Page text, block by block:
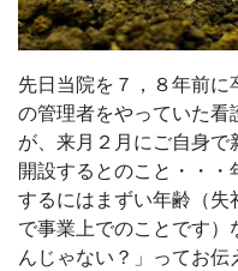
先日当院を７，８年前
の管理者をやっていた看
が、来月２月にご自身
開設するとのこと・・
するにはまずい年齢（失
で事業上でのことです
んじゃない？」ってお伝